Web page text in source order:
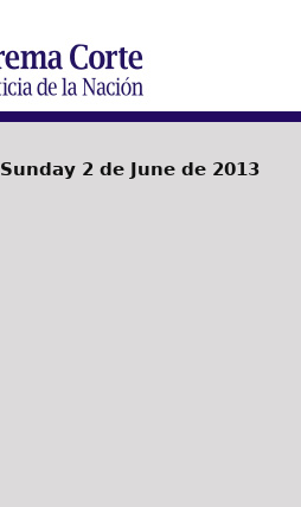
Sunday 2 de June de 2013